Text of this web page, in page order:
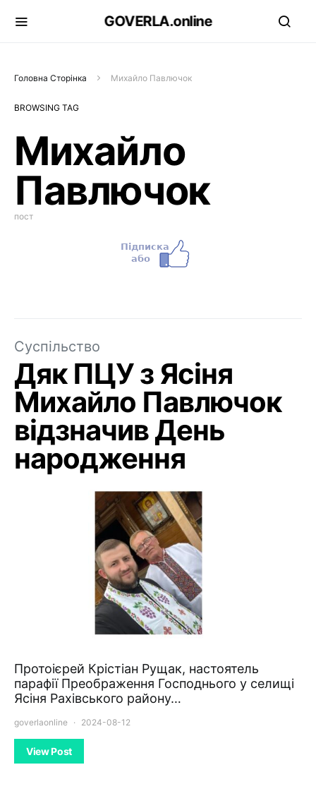
GOVERLA.online
Головна Сторінка Михайло Павлючок
BROWSING TAG
Михайло
Павлючок
пост
Суспільство
Дяк ПЦУ з Ясіня
Михайло Павлючок
відзначив День
народження
Протоієрей Крістіан Рущак, настоятель
парафії Преображення Господнього у селищі
Ясіня Рахівського району…
goverlaonline 2024-08-12
View Post